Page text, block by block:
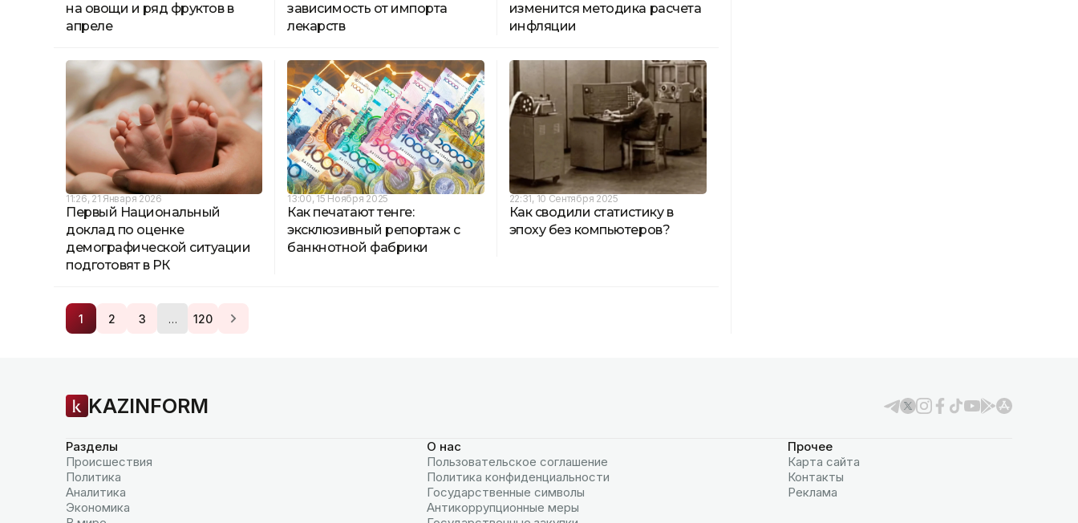
на овощи и ряд фруктов в
апреле
зависимость от импорта
лекарств
изменится методика расчета
инфляции
11:26, 21 Января 2026
Первый Национальный
доклад по оценке
демографической ситуации
подготовят в РК
13:00, 15 Ноября 2025
Как печатают тенге:
эксклюзивный репортаж с
банкнотной фабрики
22:31, 10 Сентября 2025
Как сводили статистику в
эпоху без компьютеров?
1 2 3 … 120
KAZINFORM
Разделы
Происшествия
Политика
Аналитика
Экономика
О нас
Пользовательское соглашение
Политика конфиденциальности
Государственные символы
Антикоррупционные меры
Прочее
Карта сайта
Контакты
Реклама